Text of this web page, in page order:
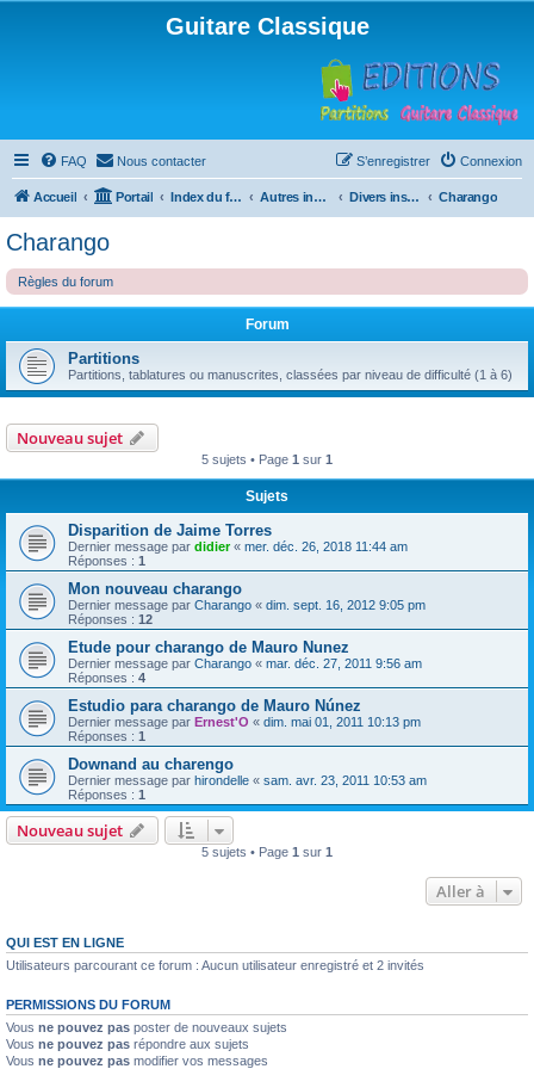
Guitare Classique
FAQ Nous contacter Connexion
S’enregistrer
Accueil Portail Index du forum Autres instruments à cordes pincées, ou styles Divers instruments Charango
Charango
Règles du forum
Forum
Partitions
Partitions, tablatures ou manuscrites, classées par niveau de difficulté (1 à 6)
Nouveau sujet
5 sujets • Page 1 sur 1
Sujets
Disparition de Jaime Torres
Dernier message par didier« mer. déc. 26, 2018 11:44 am
Réponses : 1
Mon nouveau charango
Dernier message par Charango « dim. sept. 16, 2012 9:05 pm
Réponses : 12
Etude pour charango de Mauro Nunez
Dernier message par Charango « mar. déc. 27, 2011 9:56 am
Réponses : 4
Estudio para charango de Mauro Núnez
Dernier message par Ernest'O « dim. mai 01, 2011 10:13 pm
Réponses : 1
Downand au charengo
Dernier message par hirondelle « sam. avr. 23, 2011 10:53 am
Réponses : 1
Nouveau sujet
5 sujets • Page 1 sur 1
Aller à
QUI EST EN LIGNE
Utilisateurs parcourant ce forum : Aucun utilisateur enregistré et 2 invités
PERMISSIONS DU FORUM
Vous ne pouvez pas poster de nouveaux sujets
Vous ne pouvez pas répondre aux sujets
Vous ne pouvez pas modifier vos messages